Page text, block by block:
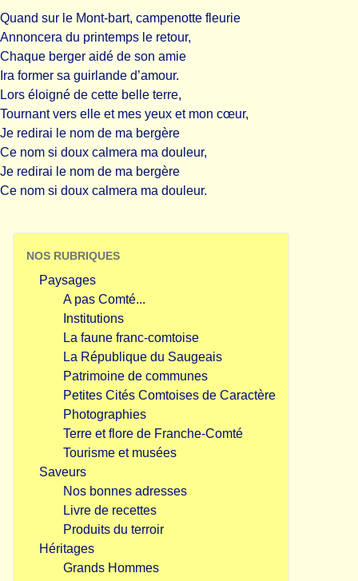
Quand sur le Mont-bart, campenotte fleurie
Annoncera du printemps le retour,
Chaque berger aidé de son amie
Ira former sa guirlande d’amour.
Lors éloigné de cette belle terre,
Tournant vers elle et mes yeux et mon cœur,
Je redirai le nom de ma bergère
Ce nom si doux calmera ma douleur,
Je redirai le nom de ma bergère
Ce nom si doux calmera ma douleur.
NOS RUBRIQUES
Paysages
A pas Comté...
Institutions
La faune franc-comtoise
La République du Saugeais
Patrimoine de communes
Petites Cités Comtoises de Caractère
Photographies
Terre et flore de Franche-Comté
Tourisme et musées
Saveurs
Nos bonnes adresses
Livre de recettes
Produits du terroir
Héritages
Grands Hommes